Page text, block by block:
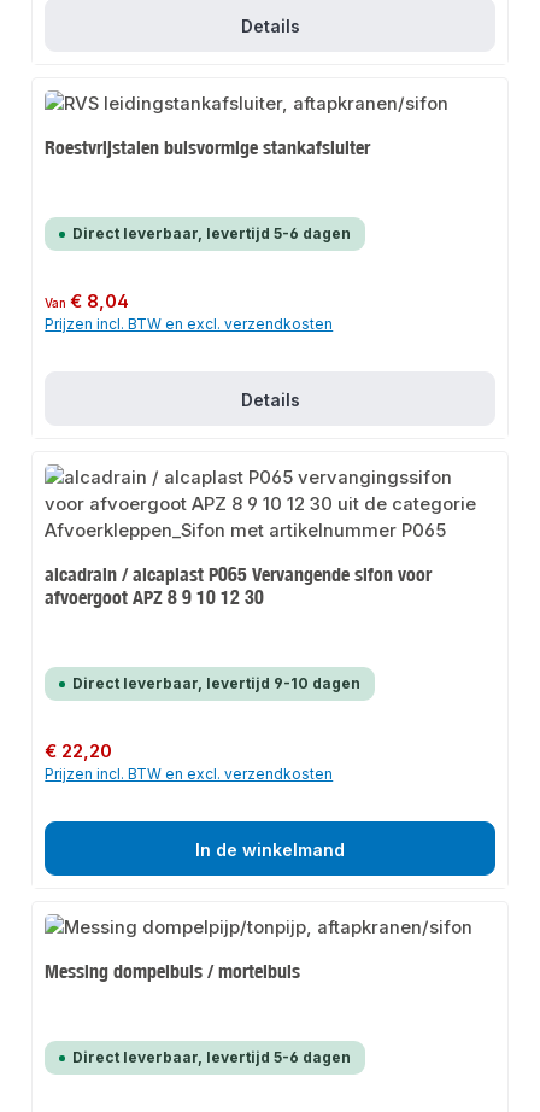
Details
Roestvrijstalen buisvormige stankafsluiter
Direct leverbaar, levertijd 5-6 dagen
Normale prijs:
Van€ 8,04
Prijzen incl. BTW en excl. verzendkosten
Details
alcadrain / alcaplast P065 Vervangende sifon voor
afvoergoot APZ 8 9 10 12 30
Direct leverbaar, levertijd 9-10 dagen
Normale prijs:
€ 22,20
Prijzen incl. BTW en excl. verzendkosten
In de winkelmand
Messing dompelbuis / mortelbuis
Direct leverbaar, levertijd 5-6 dagen